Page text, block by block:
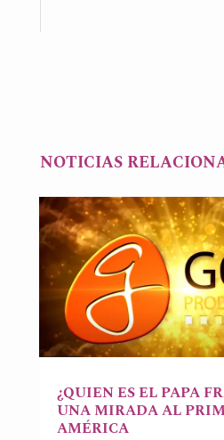
NOTICIAS
¿QUIEN ES EL PAPA
UNA MIRADA AL
AMÉRICA